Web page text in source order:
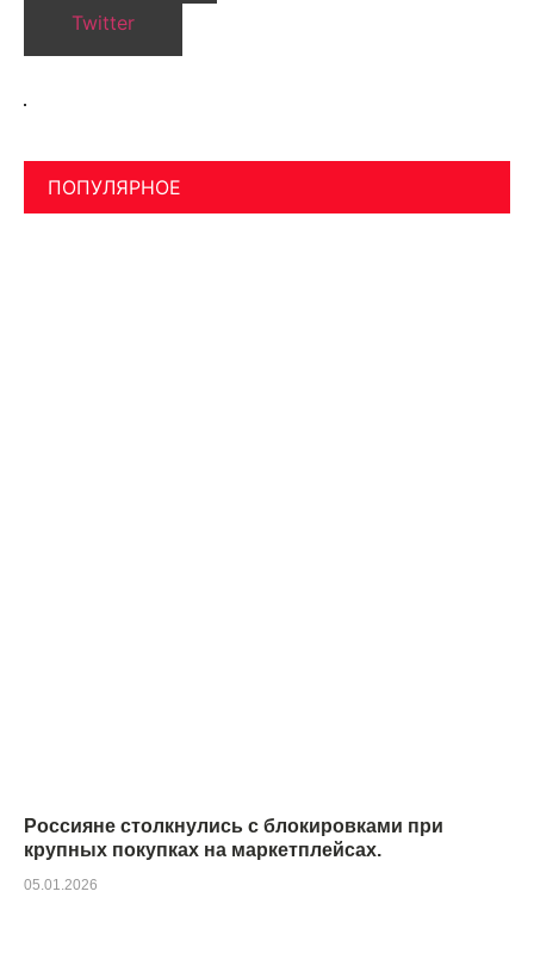
Twitter
ПОПУЛЯРНОЕ
Россияне столкнулись с блокировками при
крупных покупках на маркетплейсах.
05.01.2026